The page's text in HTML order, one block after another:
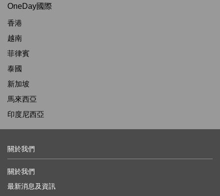
OneDay國際
香港
越南
菲律賓
泰國
新加坡
馬來西亞
印度尼西亞
關於我們
關於我們
最新消息及資訊